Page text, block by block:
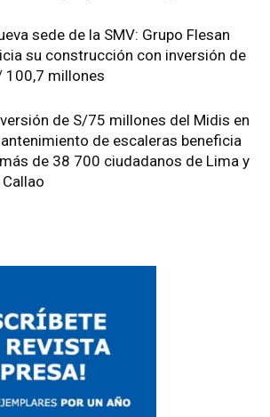
sede de la SMV: Grupo Flesan
su construcción con inversión de
100,7 millones
de S/75 millones del Midis en
de escaleras beneficia
de 38 700 ciudadanos de Lima y
Callao